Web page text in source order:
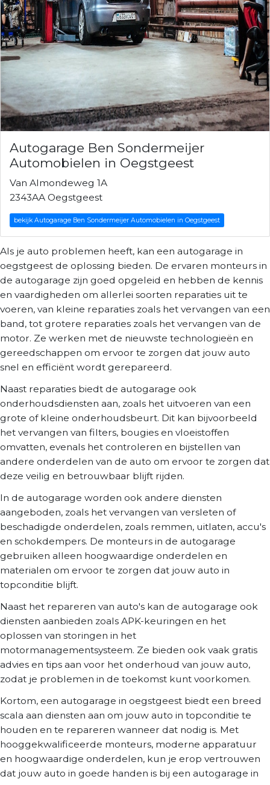
Autogarage Ben Sondermeijer
Automobielen in Oegstgeest
Van Almondeweg 1A
2343AA Oegstgeest
bekijk Autogarage Ben Sondermeijer Automobielen in Oegstgeest
Als je auto problemen heeft, kan een autogarage in
oegstgeest de oplossing bieden. De ervaren monteurs in
de autogarage zijn goed opgeleid en hebben de kennis
en vaardigheden om allerlei soorten reparaties uit te
voeren, van kleine reparaties zoals het vervangen van een
band, tot grotere reparaties zoals het vervangen van de
motor. Ze werken met de nieuwste technologieën en
gereedschappen om ervoor te zorgen dat jouw auto
snel en efficiënt wordt gerepareerd.
Naast reparaties biedt de autogarage ook
onderhoudsdiensten aan, zoals het uitvoeren van een
grote of kleine onderhoudsbeurt. Dit kan bijvoorbeeld
het vervangen van filters, bougies en vloeistoffen
omvatten, evenals het controleren en bijstellen van
andere onderdelen van de auto om ervoor te zorgen dat
deze veilig en betrouwbaar blijft rijden.
In de autogarage worden ook andere diensten
aangeboden, zoals het vervangen van versleten of
beschadigde onderdelen, zoals remmen, uitlaten, accu's
en schokdempers. De monteurs in de autogarage
gebruiken alleen hoogwaardige onderdelen en
materialen om ervoor te zorgen dat jouw auto in
topconditie blijft.
Naast het repareren van auto's kan de autogarage ook
diensten aanbieden zoals APK-keuringen en het
oplossen van storingen in het
motormanagementsysteem. Ze bieden ook vaak gratis
advies en tips aan voor het onderhoud van jouw auto,
zodat je problemen in de toekomst kunt voorkomen.
Kortom, een autogarage in oegstgeest biedt een breed
scala aan diensten aan om jouw auto in topconditie te
houden en te repareren wanneer dat nodig is. Met
hooggekwalificeerde monteurs, moderne apparatuur
en hoogwaardige onderdelen, kun je erop vertrouwen
dat jouw auto in goede handen is bij een autogarage in